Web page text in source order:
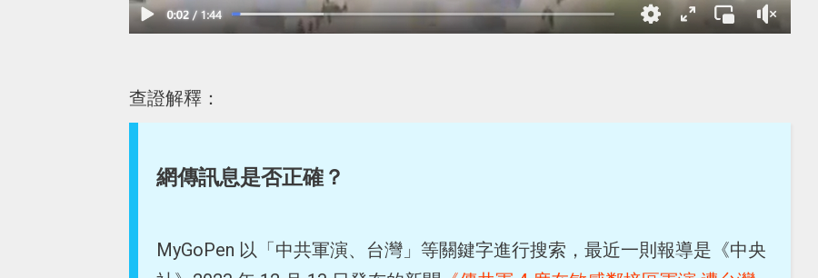
查證解釋：
網傳訊息是否正確？
MyGoPen 以「中共軍演、台灣」等關鍵字進行搜索，最近一則報導是《中央